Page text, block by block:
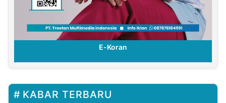
E-Koran
KABAR TERBARU